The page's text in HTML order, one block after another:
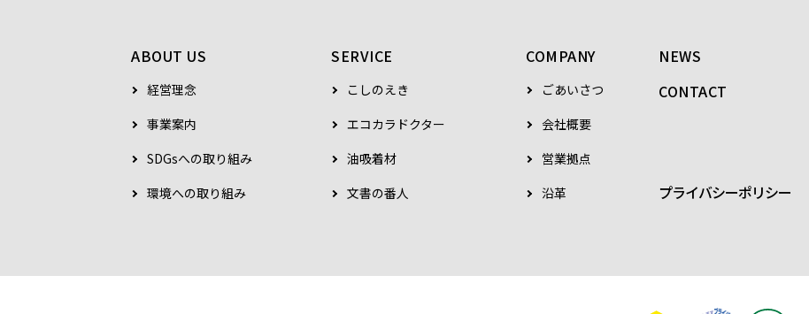
ABOUT US
経営理念
事業案内
SDGsへの取り組み
環境への取り組み
SERVICE
こしのえき
エコカラドクター
油吸着材
文書の番人
COMPANY
ごあいさつ
会社概要
営業拠点
沿革
NEWS
CONTACT
プライバシーポリシー